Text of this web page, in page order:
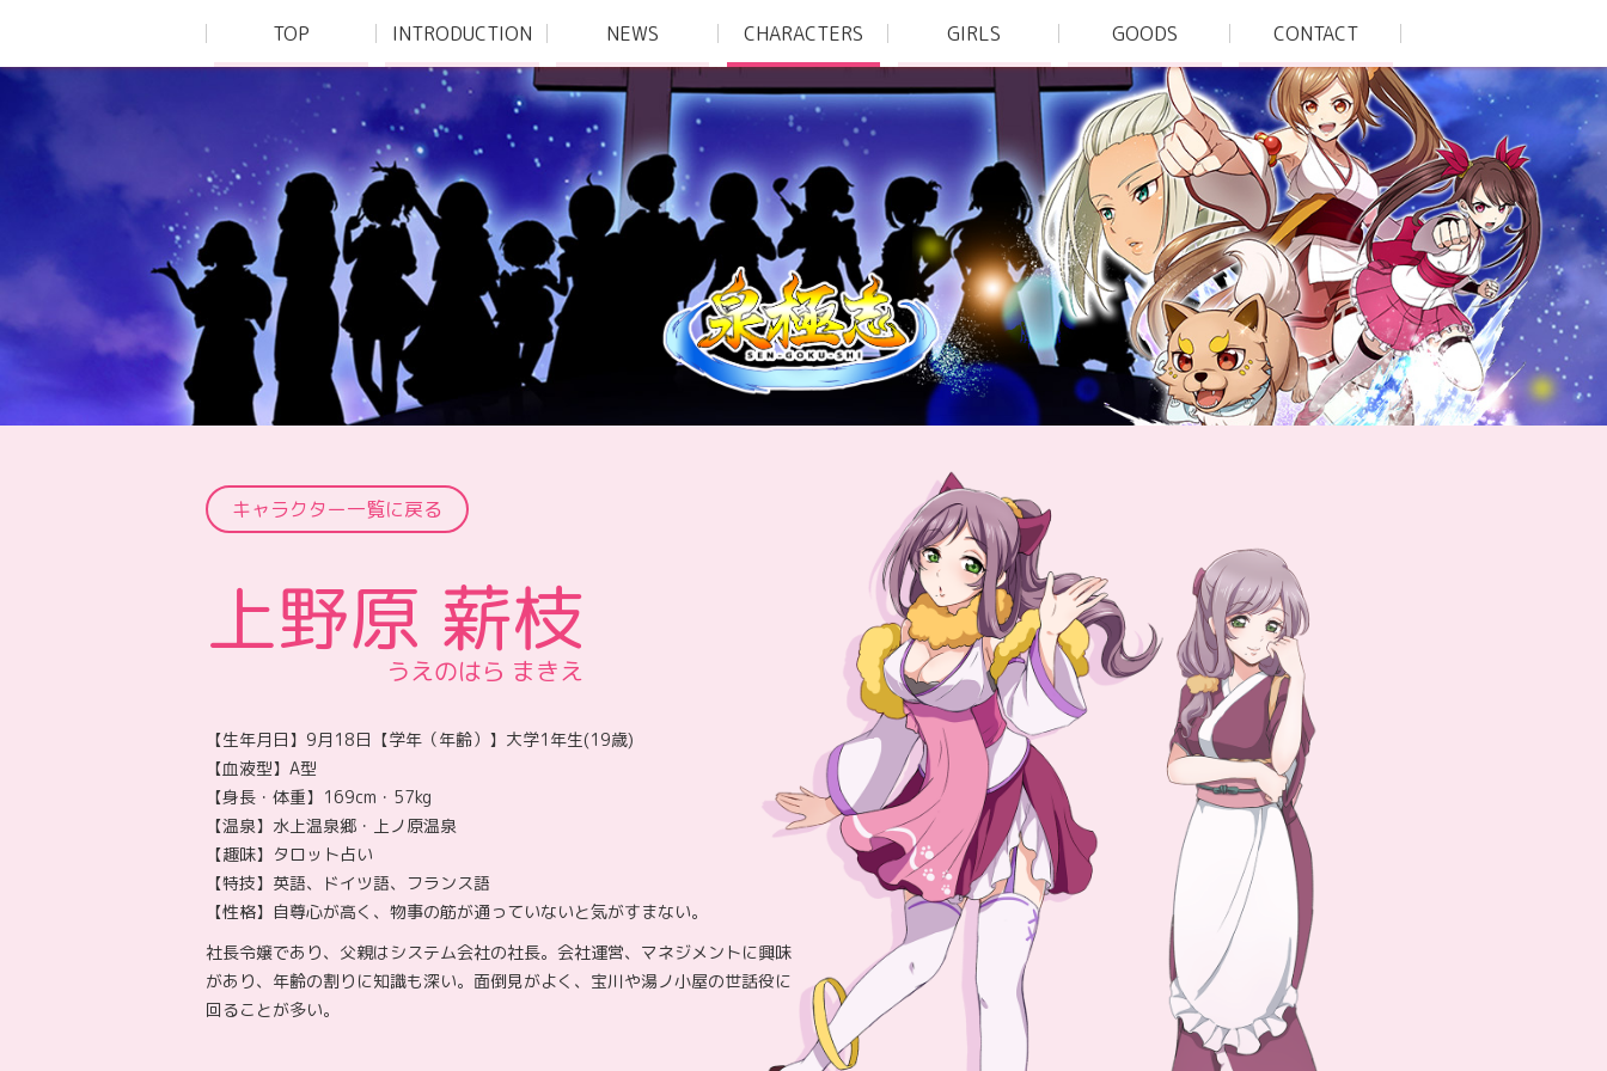
TOP INTRODUCTION NEWS CHARACTERS GIRLS GOODS CONTACT
キャラクター一覧に戻る
上野原 薪枝
うえのはら まきえ
【生年月日】9月18日【学年（年齢）】大学1年生(19歳)
【血液型】A型
【身長・体重】169cm・57kg
【温泉】水上温泉郷・上ノ原温泉
【趣味】タロット占い
【特技】英語、ドイツ語、フランス語
【性格】自尊心が高く、物事の筋が通っていないと気がすまない。
社長令嬢であり、父親はシステム会社の社長。会社運営、マネジメントに興味
があり、年齢の割りに知識も深い。面倒見がよく、宝川や湯ノ小屋の世話役に
回ることが多い。